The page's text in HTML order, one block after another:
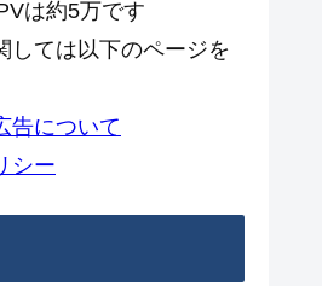
は約5万です
しては以下のページを
告について
シー